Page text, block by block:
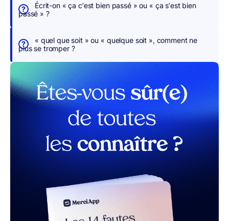
o
p
o
r
v
MerciApp (gratuit)
Écrit-on « ça c’est bien passé » ou « ça s’est bien
passé » ?
« quel que soit » ou « quelque soit », comment ne
plus se tromper ?